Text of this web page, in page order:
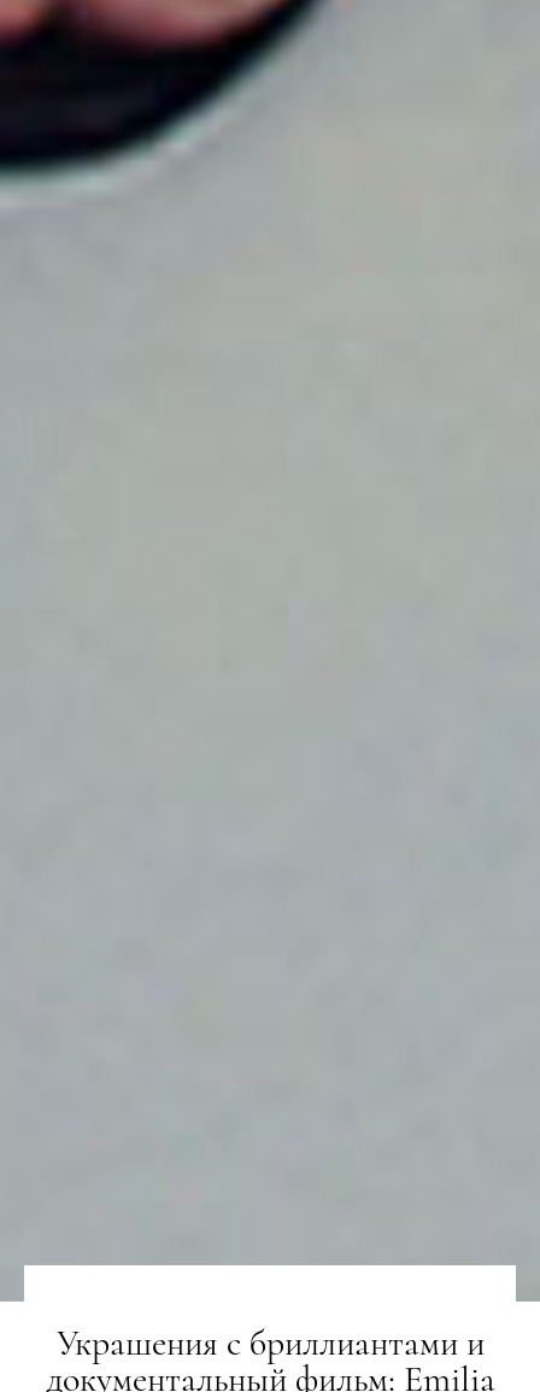
Украшения с бриллиантами и
документальный фильм: Emilia